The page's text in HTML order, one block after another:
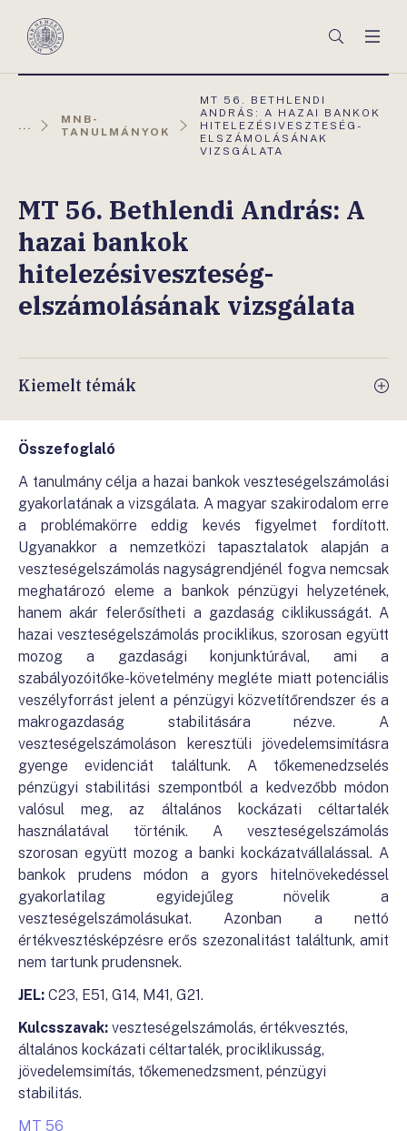
Magyar
Keresés
...
MNB-
TANULMÁNYOK
AKTUÁLIS
OLDAL:
MT 56. BETHLENDI
ANDRÁS: A HAZAI BANKOK
HITELEZÉSIVESZTESÉG-
ELSZÁMOLÁSÁNAK
VIZSGÁLATA
MT 56. Bethlendi András: A
hazai bankok
hitelezésiveszteség-
elszámolásának vizsgálata
Kiemelt témák
Összefoglaló
A tanulmány célja a hazai bankok veszteségelszámolási
gyakorlatának a vizsgálata. A magyar szakirodalom erre
a problémakörre eddig kevés figyelmet fordított.
Ugyanakkor a nemzetközi tapasztalatok alapján a
veszteségelszámolás nagyságrendjénél fogva nemcsak
meghatározó eleme a bankok pénzügyi helyzetének,
hanem akár felerősítheti a gazdaság ciklikusságát. A
hazai veszteségelszámolás prociklikus, szorosan együtt
mozog a gazdasági konjunktúrával, ami a
szabályozóitőke-követelmény megléte miatt potenciális
veszélyforrást jelent a pénzügyi közvetítőrendszer és a
makrogazdaság stabilitására nézve. A
veszteségelszámoláson keresztüli jövedelemsimításra
gyenge evidenciát találtunk. A tőkemenedzselés
pénzügyi stabilitási szempontból a kedvezőbb módon
valósul meg, az általános kockázati céltartalék
használatával történik. A veszteségelszámolás
szorosan együtt mozog a banki kockázatvállalással. A
bankok prudens módon a gyors hitelnövekedéssel
gyakorlatilag egyidejűleg növelik a
veszteségelszámolásukat. Azonban a nettó
értékvesztésképzésre erős szezonalitást találtunk, amit
nem tartunk prudensnek.
JEL: C23, E51, G14, M41, G21.
Kulcsszavak: veszteségelszámolás, értékvesztés,
általános kockázati céltartalék, prociklikusság,
jövedelemsimítás, tőkemenedzsment, pénzügyi
stabilitás.
MT 56